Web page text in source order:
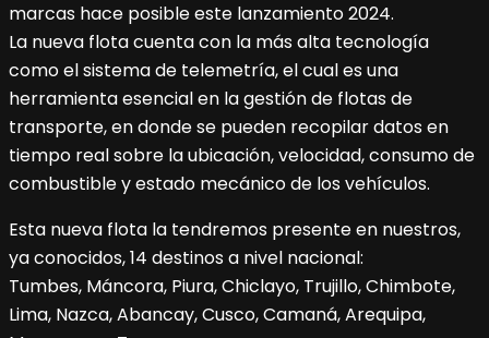
marcas hace posible este lanzamiento 2024.
La nueva flota cuenta con la más alta tecnología
como el sistema de telemetría, el cual es una
herramienta esencial en la gestión de flotas de
transporte, en donde se pueden recopilar datos en
tiempo real sobre la ubicación, velocidad, consumo de
combustible y estado mecánico de los vehículos.
Esta nueva flota la tendremos presente en nuestros,
ya conocidos, 14 destinos a nivel nacional:
Tumbes, Máncora, Piura, Chiclayo, Trujillo, Chimbote,
Lima, Nazca, Abancay, Cusco, Camaná, Arequipa,